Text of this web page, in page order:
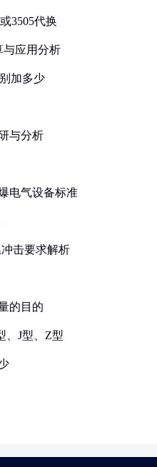
3505代换
与应用分析
加多少
与分析
电气设备标准
击要求解析
的目的
、J型、Z型